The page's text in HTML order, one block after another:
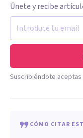
Únete y recibe
Suscribiéndote
CÓMO CITAR